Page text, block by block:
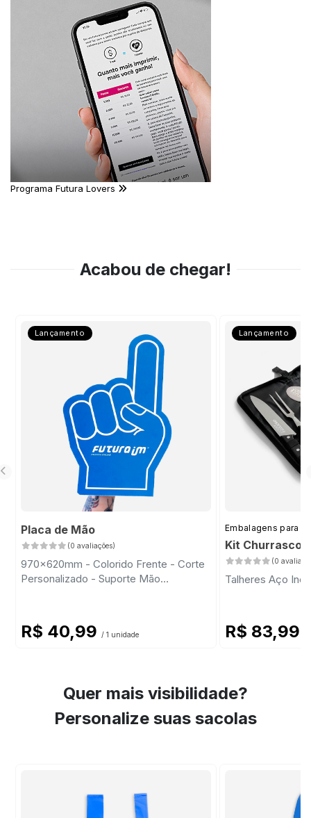
Programa Futura Lovers
Acabou de chegar!
Lançamento
Placa de Mão
(0 avaliações)
970x620mm - Colorido Frente - Corte
Personalizado - Suporte Mão
R$ 40,99 / 1 unidade
Lançamento
Embalagens para
Kit Churrasco
(0
Talheres Aço
R$ 83,99
Quer mais visibilidade?
Personalize suas sacolas